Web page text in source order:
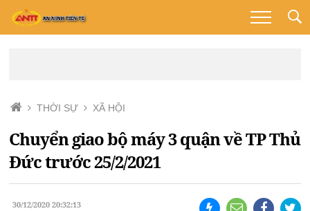
THỜI SỰ XÃ HỘI
Chuyển giao bộ máy 3 quận về TP Thủ
Đức trước 25/2/2021
30/12/2020 20:32:13